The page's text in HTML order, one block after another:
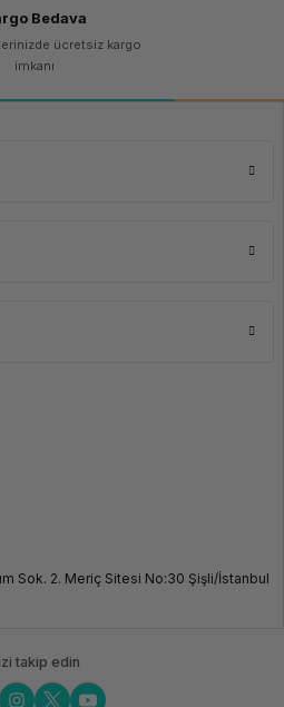
Bedava
ücretsiz kargo
imkanı
Sok. 2. Meriç Sitesi No:30 Şişli/İstanbul
takip edin